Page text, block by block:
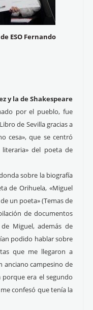
ESO Fernando
y la de Shakespeare
por el pueblo, fue
de Sevilla gracias a
cesa», que se centró
del poeta de
sobre la biografía
de Orihuela, «Miguel
un poeta» (Temas de
de documentos
Miguel, además de
podido hablar sobre
que me llegaron a
anciano campesino de
era el segundo
confesó que tenía la